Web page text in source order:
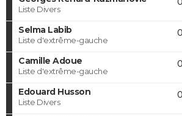
Liste Divers
Selma Labib
Liste d'extrême-gauche
Camille Adoue
Liste d'extrême-gauche
Edouard Husson
Liste Divers